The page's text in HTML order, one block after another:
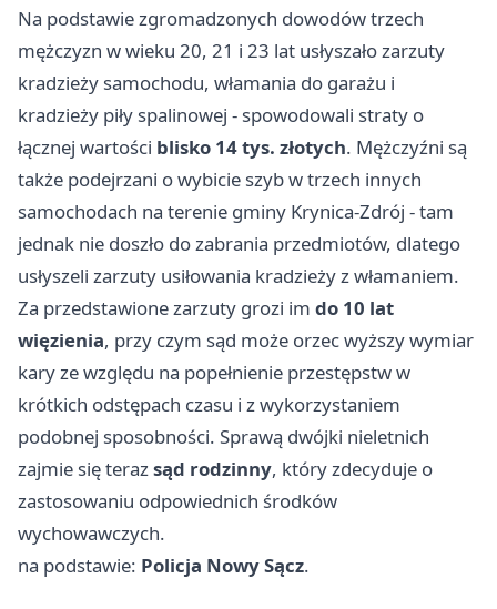
Na podstawie zgromadzonych dowodów trzech
mężczyzn w wieku 20, 21 i 23 lat usłyszało zarzuty
kradzieży samochodu, włamania do garażu i
kradzieży piły spalinowej - spowodowali straty o
łącznej wartości blisko 14 tys. złotych. Mężczyźni są
także podejrzani o wybicie szyb w trzech innych
samochodach na terenie gminy Krynica-Zdrój - tam
jednak nie doszło do zabrania przedmiotów, dlatego
usłyszeli zarzuty usiłowania kradzieży z włamaniem.
Za przedstawione zarzuty grozi im do 10 lat
więzienia, przy czym sąd może orzec wyższy wymiar
kary ze względu na popełnienie przestępstw w
krótkich odstępach czasu i z wykorzystaniem
podobnej sposobności. Sprawą dwójki nieletnich
zajmie się terazsąd rodzinny, który zdecyduje o
zastosowaniu odpowiednich środków
wychowawczych.
na podstawie: Policja Nowy Sącz.